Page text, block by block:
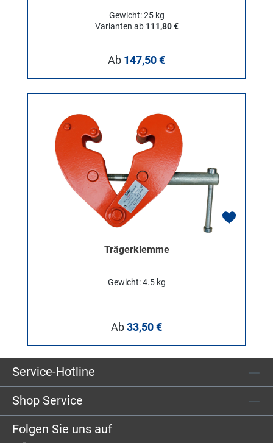
Gewicht: 25 kg
Varianten ab111,80 €
Regulärer Preis:
Ab 147,50 €
Trägerklemme
Gewicht: 4.5 kg
Regulärer Preis:
Ab33,50 €
Service-Hotline
Shop Service
Folgen Sie uns auf